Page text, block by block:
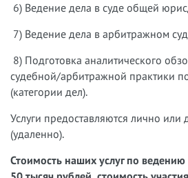
6) Ведение дела в суде общей
7) Ведение дела в арбитражном
8) Подготовка аналитического
судебной/арбитражной практики
(категории дел).
Услуги предоставляются лично или
(удаленно).
Стоимость наших услуг по